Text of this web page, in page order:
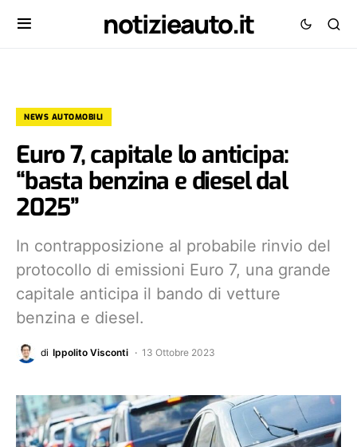
notizieauto.it
NEWS AUTOMOBILI
Euro 7, capitale lo anticipa:
“basta benzina e diesel dal
2025”
In contrapposizione al probabile rinvio del
protocollo di emissioni Euro 7, una grande
capitale anticipa il bando di vetture
benzina e diesel.
di Ippolito Visconti 13 Ottobre 2023